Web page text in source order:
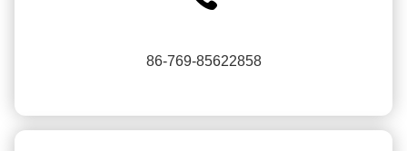
86-769-85622858